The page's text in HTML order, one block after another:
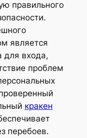
правильного
является
для входа,
проблем
кракен
перебоев.